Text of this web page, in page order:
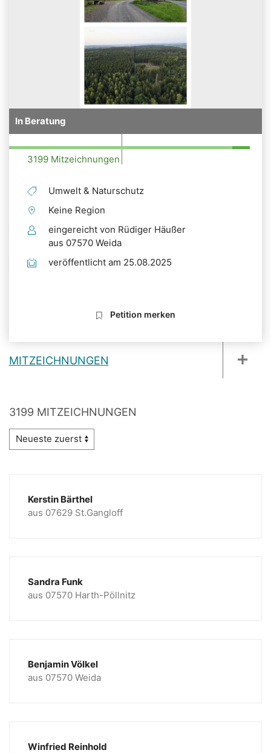
In Beratung
3199 Mitzeichnungen
Umwelt & Naturschutz
Keine Region
eingereicht von Rüdiger Häußer
aus 07570 Weida
veröffentlicht am 25.08.2025
Petition merken
MITZEICHNUNGEN
3199 MITZEICHNUNGEN
Kerstin Bärthel
aus 07629 St.Gangloff
Sandra Funk
aus 07570 Harth-Pöllnitz
Benjamin Völkel
aus 07570 Weida
Winfried Reinhold